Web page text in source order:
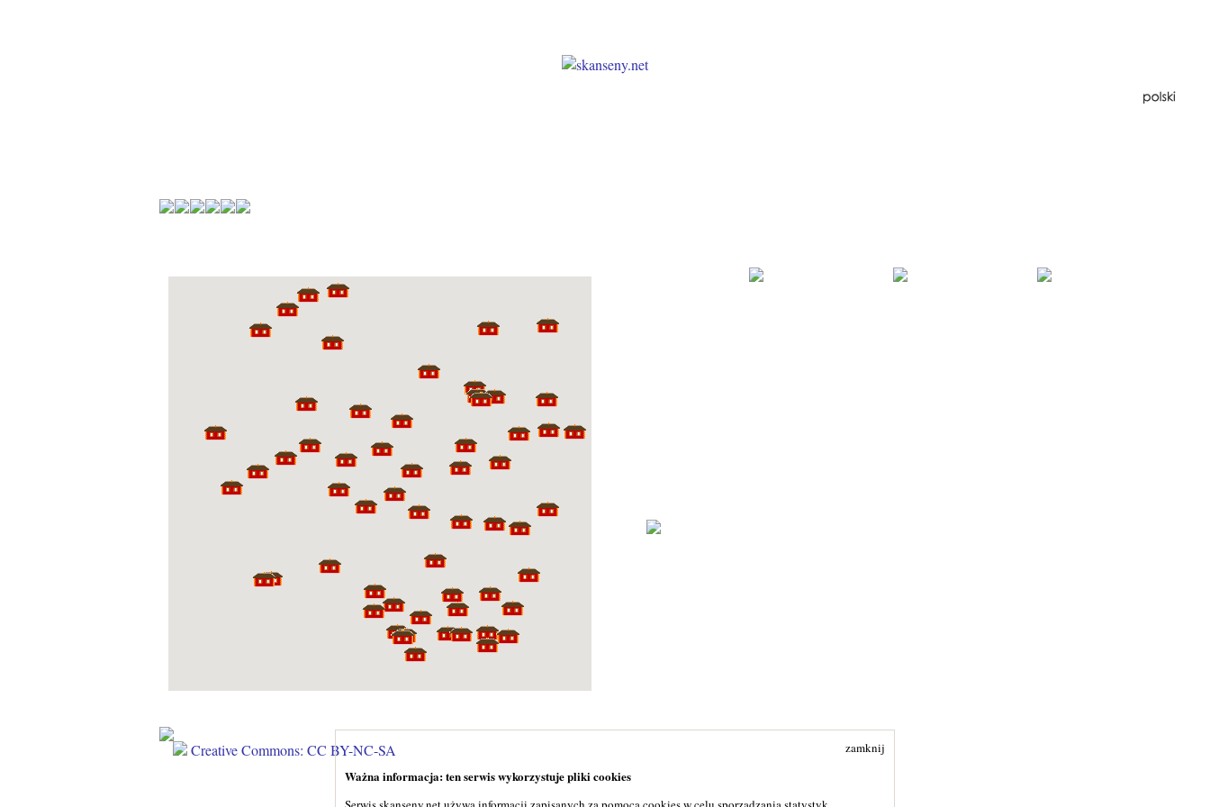
Creative Commons: CC BY-NC-SA zamknij
Ważna informacja: ten serwis wykorzystuje pliki cookies